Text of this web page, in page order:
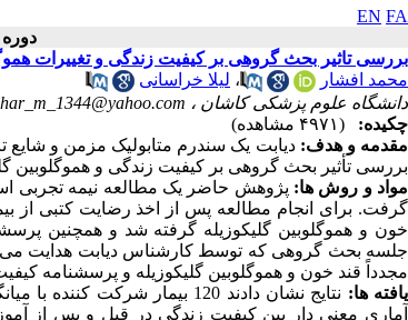
EN FA
دوره ۶، شماره ۳ - ( ۷-۱۳۹۷ )
بررسی تاثیر بحث گروهی بر کیفیت زندگی و تغییرات
محمد افشار
، لیلا خراسانی
دانشگاه علوم پزشکی کاشان ،
چکیده:
(۴۹۷۱ مشاهده)
مقدمه و هدف:دیابت یک سندرم متابولیک مزمن و شایع
بررسی تأثیر بحث گروهی بر کیفیت زندگی و هموگلوبین گلیکوزیله
مواد و روش ها: پژوهش حاضر یک مطالعه نیمه تجربی است که بر
گرفت. برای انجام مطالعه پس از اخذ رضایت کتبی از
جلسه بحث گروهی که توسط کارشناس دیابت هدایت می
مجدداً قند خون و هموگلوبین گلیکوزیله و پرسشنامه
یافته ها: نتایج نشان دادند 120 بیمار شرکت کننده با میانگین سنی 10/80
آماری معنی دار بین کیفیت زندگی در قبل و پس از